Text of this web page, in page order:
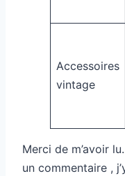
Accessoires
vintage
Merci de m’avoir
un commentaire ,